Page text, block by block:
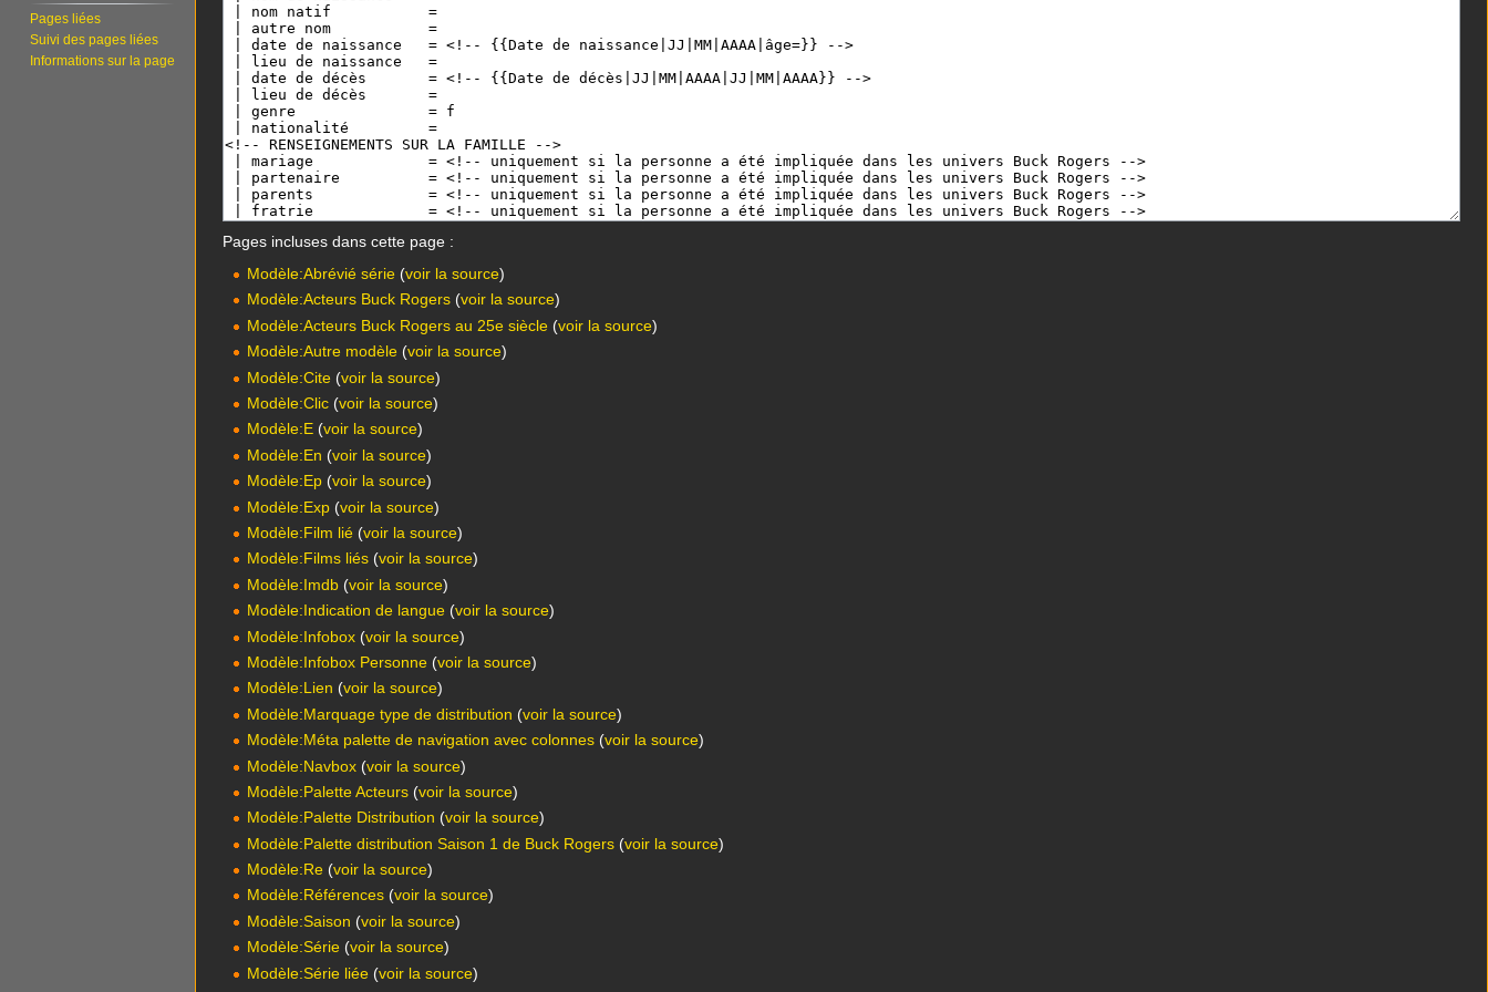
Pages incluses dans cette page :
Modèle:Abrévié série (voir la source)
Modèle:Acteurs Buck Rogers (voir la source)
Modèle:Acteurs Buck Rogers au 25e siècle (voir la source)
Modèle:Autre modèle (voir la source)
Modèle:Cite (voir la source)
Modèle:Clic (voir la source)
Modèle:E (voir la source)
Modèle:En (voir la source)
Modèle:Ep (voir la source)
Modèle:Exp (voir la source)
Modèle:Film lié (voir la source)
Modèle:Films liés (voir la source)
Modèle:Imdb (voir la source)
Modèle:Indication de langue (voir la source)
Modèle:Infobox (voir la source)
Modèle:Infobox Personne (voir la source)
Modèle:Lien (voir la source)
Modèle:Marquage type de distribution (voir la source)
Modèle:Méta palette de navigation avec colonnes (voir la source)
Modèle:Navbox (voir la source)
Modèle:Palette Acteurs (voir la source)
Modèle:Palette Distribution (voir la source)
Modèle:Palette distribution Saison 1 de Buck Rogers (voir la source)
Modèle:Re (voir la source)
Modèle:Références (voir la source)
Modèle:Saison (voir la source)
Modèle:Série (voir la source)
Modèle:Série liée (voir la source)
Pages liées
Suivi des pages liées
Informations sur la page